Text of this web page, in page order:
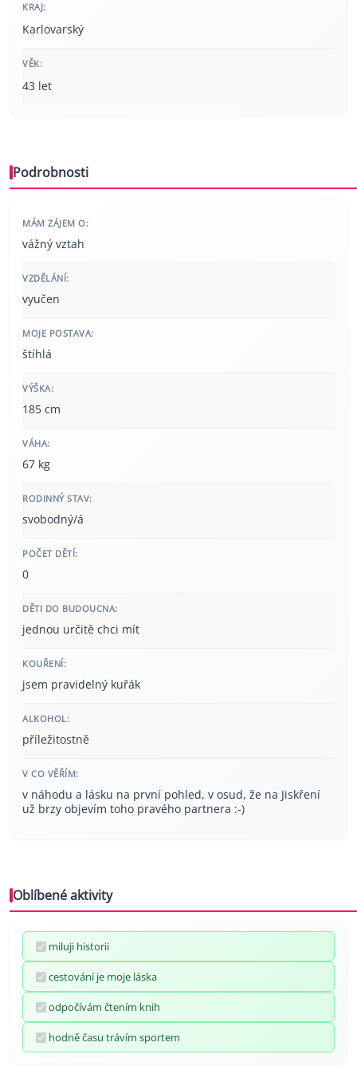
KRAJ:
Karlovarský
VĚK:
43 let
Podrobnosti
MÁM ZÁJEM O:
vážný vztah
VZDĚLÁNÍ:
vyučen
MOJE POSTAVA:
štíhlá
VÝŠKA:
185 cm
VÁHA:
67 kg
RODINNÝ STAV:
svobodný/á
POČET DĚTÍ:
0
DĚTI DO BUDOUCNA:
jednou určitě chci mít
KOUŘENÍ:
jsem pravidelný kuřák
ALKOHOL:
příležitostně
V CO VĚŘÍM:
v náhodu a lásku na první pohled, v osud, že na Jiskření
už brzy objevím toho pravého partnera :-)
Oblíbené aktivity
miluji historii
cestování je moje láska
odpočívám čtením knih
hodně času trávím sportem